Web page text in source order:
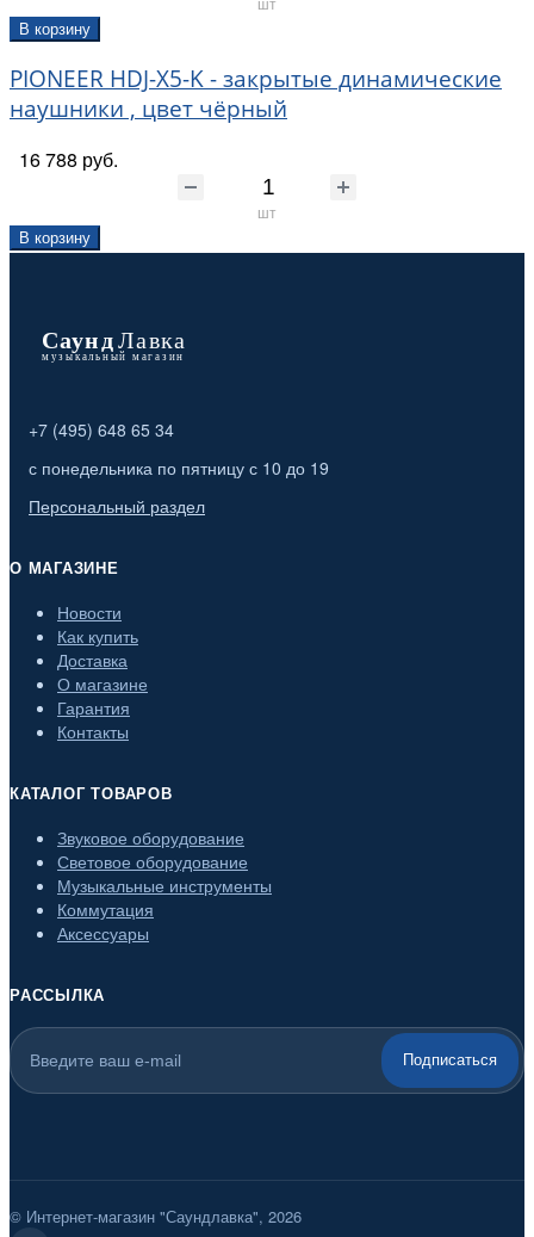
В корзину
PIONEER HDJ-X5-K - закрытые динамические
наушники , цвет чёрный
16 788 руб.
шт
В корзину
+7 (495) 648 65 34
с понедельника по пятницу с 10 до 19
Персональный раздел
О МАГАЗИНЕ
Новости
Как купить
Доставка
О магазине
Гарантия
Контакты
КАТАЛОГ ТОВАРОВ
Звуковое оборудование
Световое оборудование
Музыкальные инструменты
Коммутация
Аксессуары
РАССЫЛКА
Подписаться
© Интернет-магазин "Саундлавка", 2026